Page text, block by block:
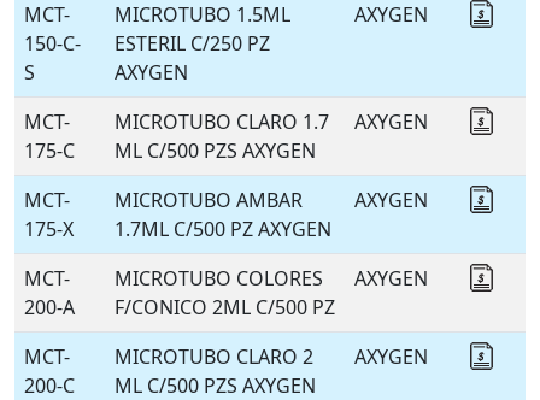
MCT-
150-C-
S
MICROTUBO 1.5ML
ESTERIL C/250 PZ
AXYGEN
AXYGEN
MCT-
175-C
MICROTUBO CLARO 1.7
ML C/500 PZS AXYGEN
AXYGEN
MCT-
175-X
MICROTUBO AMBAR
1.7ML C/500 PZ AXYGEN
AXYGEN
MCT-
200-A
MICROTUBO COLORES
F/CONICO 2ML C/500 PZ
AXYGEN
MCT-
200-C
MICROTUBO CLARO 2
ML C/500 PZS AXYGEN
AXYGEN